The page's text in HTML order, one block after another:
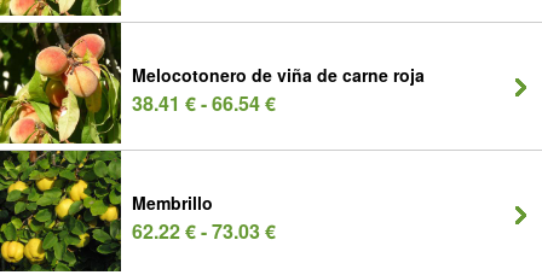
Melocotonero de viña de carne roja
38.41 € - 66.54 €
Membrillo
62.22 € - 73.03 €